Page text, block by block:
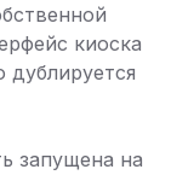
киоска
запущена на